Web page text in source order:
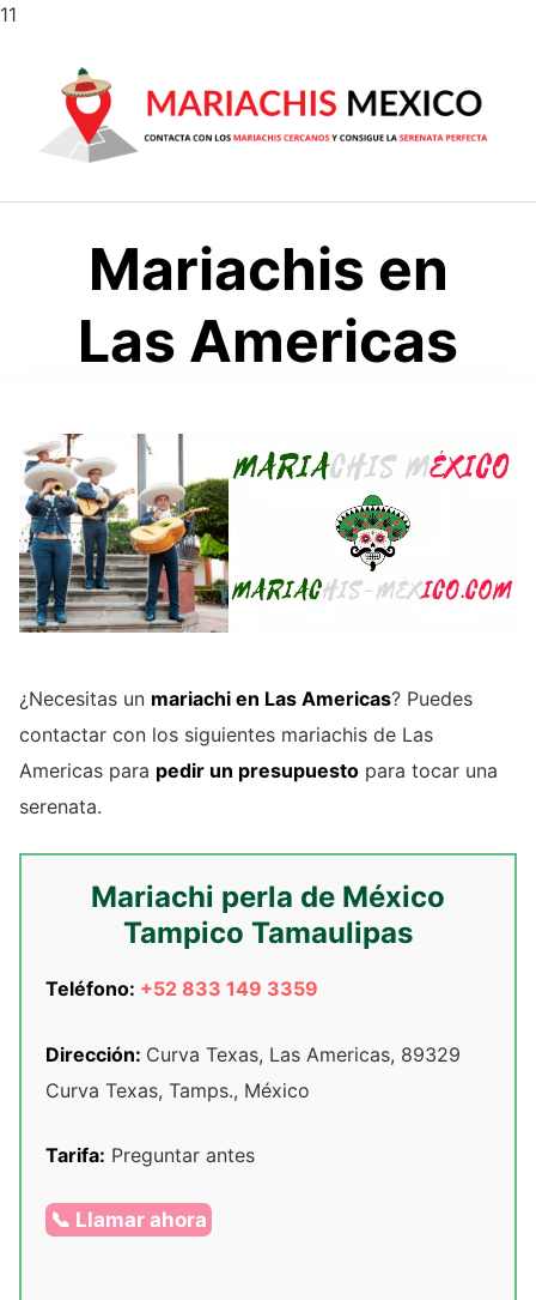
11
contenido
Mariachis en
Las Americas
¿Necesitas un mariachi en Las Americas? Puedes
contactar con los siguientes mariachis de Las
Americas para pedir un presupuesto para tocar una
serenata.
Mariachi perla de México
Tampico Tamaulipas
Teléfono: +52 833 149 3359
Dirección: Curva Texas, Las Americas, 89329
Curva Texas, Tamps., México
Tarifa: Preguntar antes
📞 Llamar ahora